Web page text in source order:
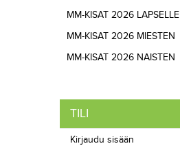
MM-KISAT 2026 LAPSELLE
MM-KISAT 2026 MIESTEN
MM-KISAT 2026 NAISTEN
TILI
Kirjaudu sisään